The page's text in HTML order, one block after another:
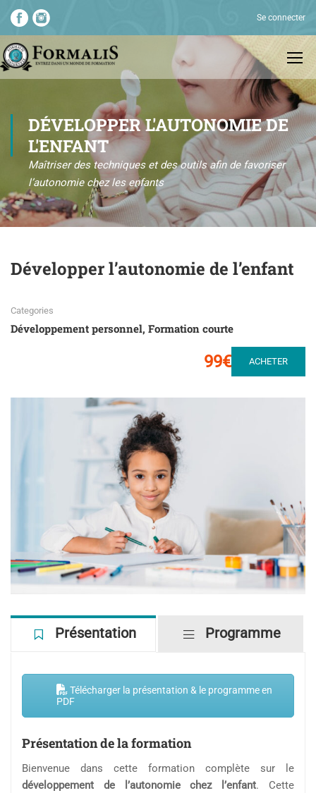
Se connecter
DÉVELOPPER L'AUTONOMIE DE
L'ENFANT
Maîtriser des techniques et des outils afin de favoriser
l’autonomie chez les enfants
Développer l’autonomie de l’enfant
Categories
Développement personnel, Formation courte
99€ ACHETER
Télécharger la présentation & le programme en
PDF
Présentation de la formation
Bienvenue dans cette formation complète sur le
développement de l’autonomie chez l’enfant. Cette